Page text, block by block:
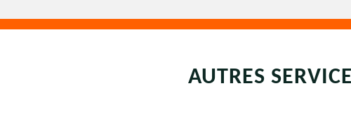
AUTRES